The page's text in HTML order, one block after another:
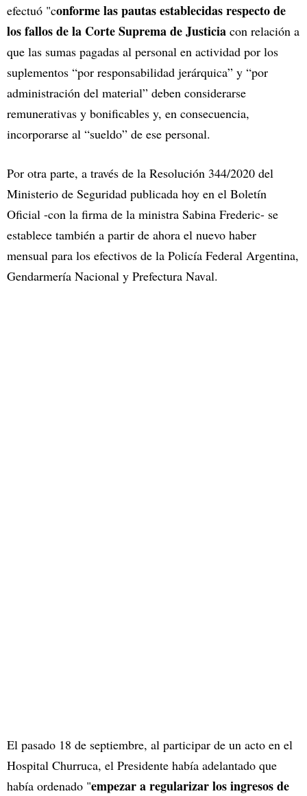
efectuó "conforme las pautas establecidas respecto de
los fallos de la Corte Suprema de Justicia con relación a
que las sumas pagadas al personal en actividad por los
suplementos “por responsabilidad jerárquica” y “por
administración del material” deben considerarse
remunerativas y bonificables y, en consecuencia,
incorporarse al “sueldo” de ese personal.
Por otra parte, a través de la Resolución 344/2020 del
Ministerio de Seguridad publicada hoy en el Boletín
Oficial -con la firma de la ministra Sabina Frederic- se
establece también a partir de ahora el nuevo haber
mensual para los efectivos de la Policía Federal Argentina,
Gendarmería Nacional y Prefectura Naval.
El pasado 18 de septiembre, al participar de un acto en el
Hospital Churruca, el Presidente había adelantado que
había ordenado "empezar a regularizar los ingresos de